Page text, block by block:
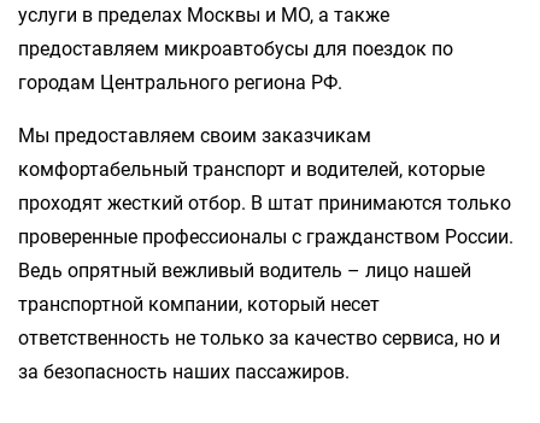
услуги в пределах Москвы и МО, а также
предоставляем микроавтобусы для поездок по
городам Центрального региона РФ.
Мы предоставляем своим заказчикам
комфортабельный транспорт и водителей, которые
проходят жесткий отбор. В штат принимаются только
проверенные профессионалы с гражданством России.
Ведь опрятный вежливый водитель – лицо нашей
транспортной компании, который несет
ответственность не только за качество сервиса, но и
за безопасность наших пассажиров.